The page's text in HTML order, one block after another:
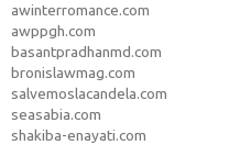
awinterromance.com
awppgh.com
basantpradhanmd.com
bronislawmag.com
salvemoslacandela.com
seasabia.com
shakiba-enayati.com